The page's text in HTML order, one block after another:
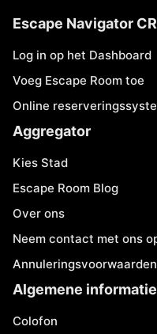
Escape Navigator
Log in op het Dashboard
Voeg Escape Room toe
Online
Aggregator
Kies Stad
Escape Room Blog
Over ons
Neem contact met ons
Annuleringsvoorwaarden
Algemene informatie
Colofon